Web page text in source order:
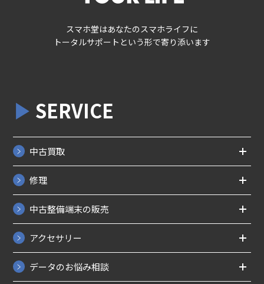
スマホ堂はあなたのスマホライフに
トータルサポートという形で寄り添います
SERVICE
中古買取
修理
中古整備端末の販売
アクセサリー
データのお悩み相談